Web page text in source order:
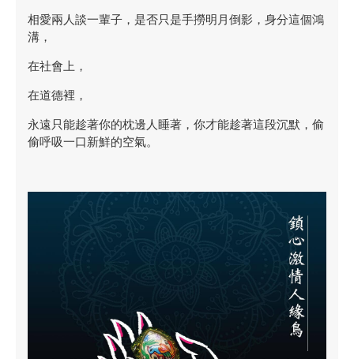
相愛兩人談一輩子，是否只是手撈明月倒影，身分這個鴻
溝，
在社會上，
在道德裡，
永遠只能趁著你的枕邊人睡著，你才能趁著這段沉默，偷
偷呼吸一口新鮮的空氣。